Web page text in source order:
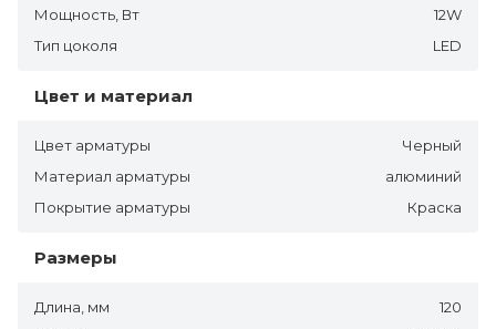
Мощность, Вт
12W
Тип цоколя
LED
Цвет и материал
Цвет арматуры
Черный
Материал арматуры
алюминий
Покрытие арматуры
Краска
Размеры
Длина, мм
120